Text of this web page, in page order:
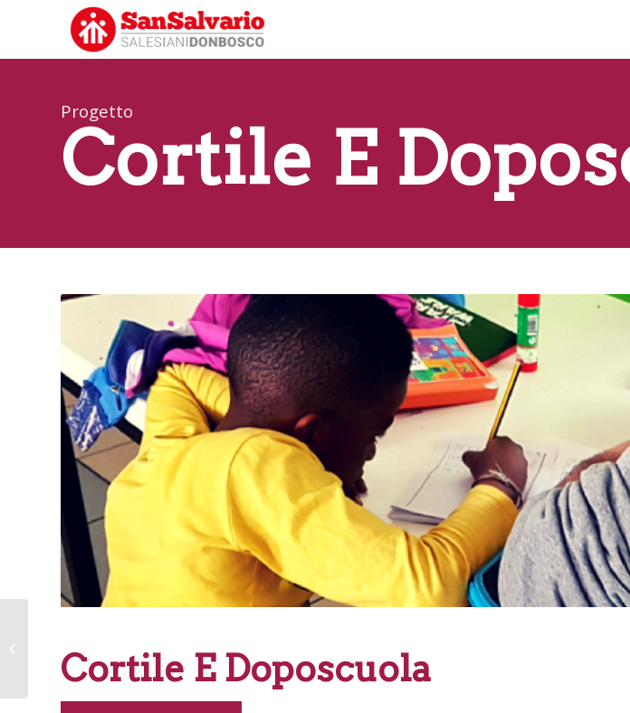
Progetto
Cortile E
Cortile E Doposcuola
Minori (CAM)